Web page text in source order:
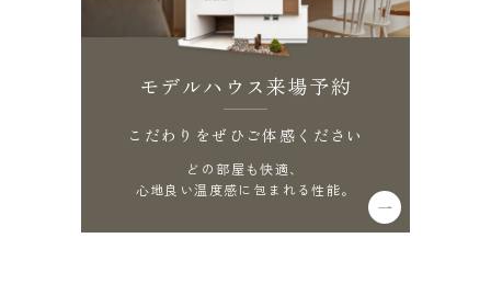
モデルハウス来場予約
こだわりをぜひご体感ください
どの部屋も快適、
心地良い温度感に包まれる性能。